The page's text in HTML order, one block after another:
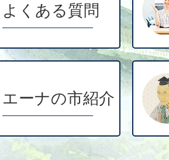
よくある質問
エーナの市紹介